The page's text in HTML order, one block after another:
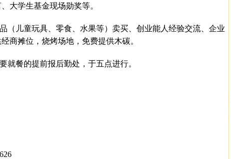
大学生基金现场勋奖等。
（儿童玩具、零食、水果等）卖买、创业能人经验交流、企业
商摊位，烧烤场地，免费提供木碳。
就餐的提前报后勤处，于五点进行。